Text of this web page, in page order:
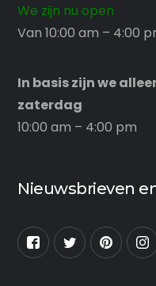
We zijn nu open
Van 10:00 am – 4:00
In basis zijn we
zaterdag
10:00 am – 4:00 pm
Nieuwsbrieven